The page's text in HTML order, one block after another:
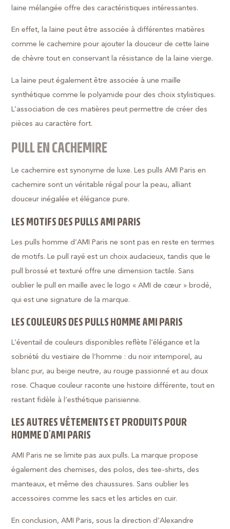
laine mélangée offre des caractéristiques intéressantes.
En effet, la laine peut être associée à différentes matières
comme le cachemire pour ajouter la douceur de cette laine
de chèvre tout en conservant la résistance de la laine vierge.
La laine peut également être associée à une maille
synthétique comme le polyamide pour des choix stylistiques.
L’association de ces matières peut permettre de créer des
pièces au caractère fort.
PULL EN CACHEMIRE
Le cachemire est synonyme de luxe. Les pulls AMI Paris en
cachemire sont un véritable régal pour la peau, alliant
douceur inégalée et élégance pure.
LES MOTIFS DES PULLS AMI PARIS
Les pulls homme d’AMI Paris ne sont pas en reste en termes
de motifs. Le pull rayé est un choix audacieux, tandis que le
pull brossé et texturé offre une dimension tactile. Sans
oublier le pull en maille avec le logo « AMI de cœur » brodé,
qui est une signature de la marque.
LES COULEURS DES PULLS HOMME AMI PARIS
L’éventail de couleurs disponibles reflète l’élégance et la
sobriété du vestiaire de l’homme : du noir intemporel, au
blanc pur, au beige neutre, au rouge passionné et au doux
rose. Chaque couleur raconte une histoire différente, tout en
restant fidèle à l’esthétique parisienne.
LES AUTRES VÊTEMENTS ET PRODUITS POUR
HOMME D’AMI PARIS
AMI Paris ne se limite pas aux pulls. La marque propose
également des chemises, des polos, des tee-shirts, des
manteaux, et même des chaussures. Sans oublier les
accessoires comme les sacs et les articles en cuir.
En conclusion, AMI Paris, sous la direction d’Alexandre